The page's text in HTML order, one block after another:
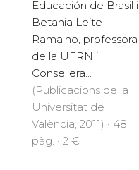
Educación de Brasil i
Betania Leite
Ramalho, professora
de la UFRN i
Consellera...
(Publicacions de la
Universitat de
València, 2011) · 48
pàg. · 2 €